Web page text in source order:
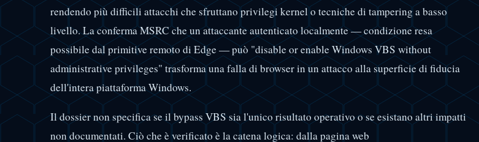
rendendo più difficili attacchi che sfruttano privilegi kernel o tecniche di tampering a basso
livello. La conferma MSRC che un attaccante autenticato localmente — condizione resa
possibile dal primitive remoto di Edge — può "disable or enable Windows VBS without
administrative privileges" trasforma una falla di browser in un attacco alla superficie di fiducia
dell'intera piattaforma Windows.
Il dossier non specifica se il bypass VBS sia l'unico risultato operativo o se esistano altri impatti
non documentati. Ciò che è verificato è la catena logica: dalla pagina web